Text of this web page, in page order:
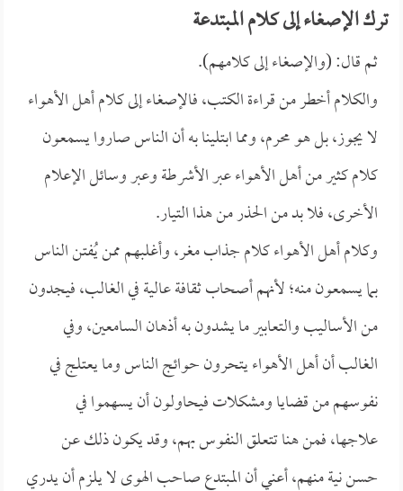
ترك الإصغاء إلى كلام المبتدعة
ثم قال: (والإصغاء إلى كلامهم).
والكلام أخطر من قراءة الكتب، فالإصغاء إلى كلام أهل الأهواء
لا يجوز، بل هو محرم، ومما ابتلينا به أن الناس صاروا يسمعون
كلام كثير من أهل الأهواء عبر الأشرطة وعبر وسائل الإعلام
الأخرى، فلا بد من الحذر من هذا التيار.
وكلام أهل الأهواء كلام جذاب مغر، وأغلبهم ممن يُفتن الناس
بما يسمعون منه؛ لأنهم أصحاب ثقافة عالية في الغالب، فيجدون
من الأساليب والتعابير ما يشدون به أذهان السامعين، وفي
الغالب أن أهل الأهواء يتحرون حوائج الناس وما يعتلج في
نفوسهم من قضايا ومشكلات فيحاولون أن يسهموا في
علاجها، فمن هنا تتعلق النفوس بهم، وقد يكون ذلك عن
حسن نية منهم، أعني أن المبتدع صاحب الهوى لا يلزم أن يدري